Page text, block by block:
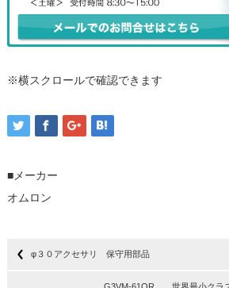
※横スクロールで確認できます
■メーカー
オムロン
φ３０アクセサリ 保守用部品